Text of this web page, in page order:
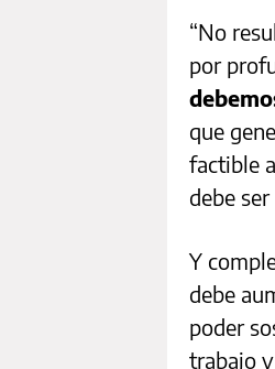
“No
por
que
factible
debe
Y
debe
poder
trabajo